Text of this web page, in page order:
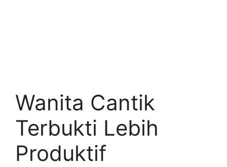
Wanita Cantik
Terbukti Lebih
Produktif